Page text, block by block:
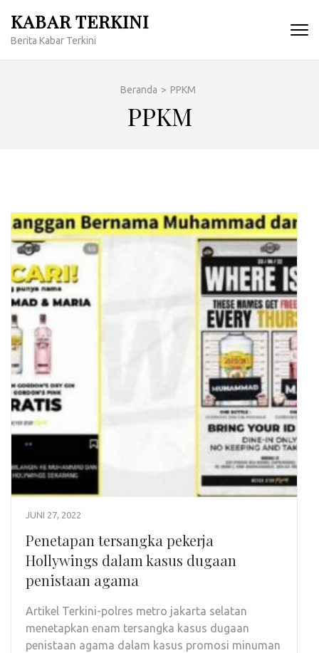
konten
KABAR TERKINI
Berita Kabar Terkini
Beranda > PPKM
PPKM
JUNI 27, 2022
Penetapan tersangka pekerja
Hollywings dalam kasus dugaan
penistaan agama
Artikel Terkini-polres metro jakarta selatan
menetapkan enam tersangka kasus dugaan
penistaan agama dalam kasus promosi minuman